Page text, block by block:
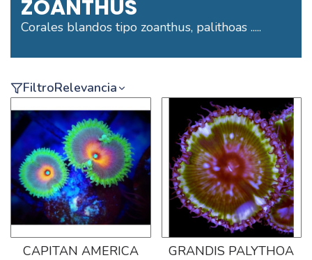
ZOANTHUS
Corales blandos tipo zoanthus, palithoas .....
FiltroRelevancia
CAPITAN AMERICA GRANDIS PALYTHOA